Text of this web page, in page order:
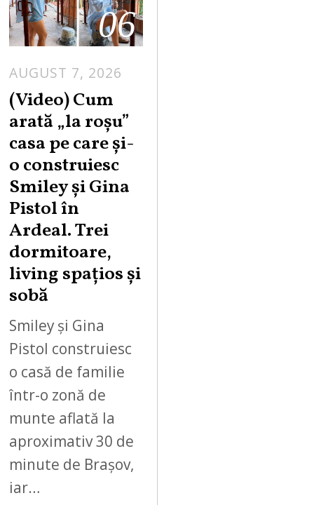
06
AUGUST 7, 2026
(Video) Cum
arată „la roşu”
casa pe care şi-
o construiesc
Smiley şi Gina
Pistol în
Ardeal. Trei
dormitoare,
living spațios și
sobă
Smiley și Gina
Pistol construiesc
o casă de familie
într-o zonă de
munte aflată la
aproximativ 30 de
minute de Brașov,
iar…